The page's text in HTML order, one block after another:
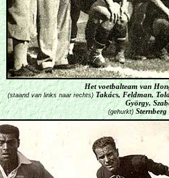
Het voetbalteam van
(staand van links naar rechts)Takács, Feldman,
György,
(gehurkt)Sternberg